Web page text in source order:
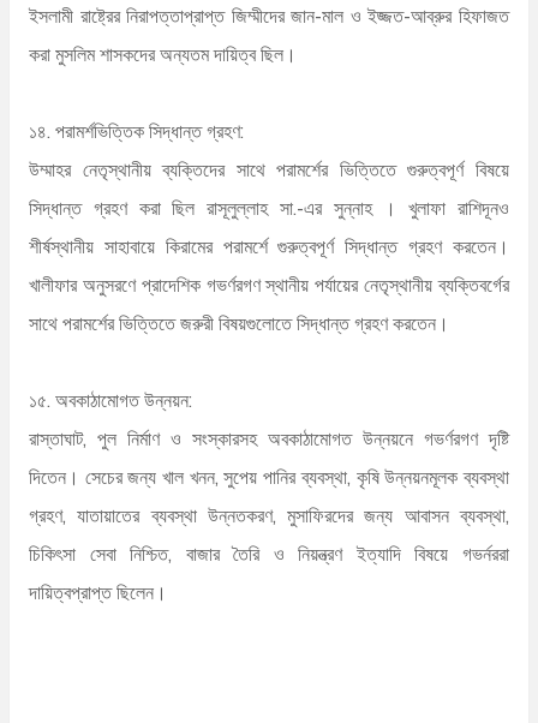
ইসলামী রাষ্ট্রের নিরাপত্তাপ্রাপ্ত জিম্মীদের জান-মাল ও ইজ্জত-আব্রুর হিফাজত
করা মুসলিম শাসকদের অন্যতম দায়িত্ব ছিল।
১৪. পরামর্শভিত্তিক সিদ্ধান্ত গ্রহণ:
উম্মাহর নেতৃস্থানীয় ব্যক্তিদের সাথে পরামর্শের ভিত্তিতে গুরুত্বপূর্ণ বিষয়ে
সিদ্ধান্ত গ্রহণ করা ছিল রাসূলুল্লাহ সা.-এর সুন্নাহ । খুলাফা রাশিদূনও
শীর্ষস্থানীয় সাহাবায়ে কিরামের পরামর্শে গুরুত্বপূর্ণ সিদ্ধান্ত গ্রহণ করতেন।
খালীফার অনুসরণে প্রাদেশিক গভর্ণরগণ স্থানীয় পর্যায়ের নেতৃস্থানীয় ব্যক্তিবর্গের
সাথে পরামর্শের ভিত্তিতে জরুরী বিষয়গুলোতে সিদ্ধান্ত গ্রহণ করতেন।
১৫. অবকাঠামোগত উন্নয়ন:
রাস্তাঘাট, পুল নির্মাণ ও সংস্কারসহ অবকাঠামোগত উন্নয়নে গভর্ণরগণ দৃষ্টি
দিতেন। সেচের জন্য খাল খনন, সুপেয় পানির ব্যবস্থা, কৃষি উন্নয়নমূলক ব্যবস্থা
গ্রহণ, যাতায়াতের ব্যবস্থা উন্নতকরণ, মুসাফিরদের জন্য আবাসন ব্যবস্থা,
চিকিৎসা সেবা নিশ্চিত, বাজার তৈরি ও নিয়ন্ত্রণ ইত্যাদি বিষয়ে গভর্নররা
দায়িত্বপ্রাপ্ত ছিলেন।